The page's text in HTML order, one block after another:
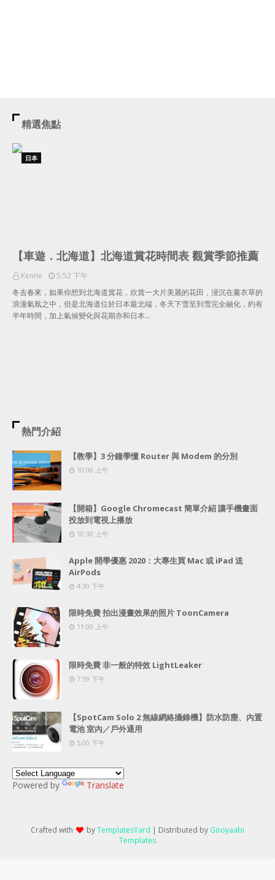
精選焦點
日本
【車遊．北海道】北海道賞花時間表 觀賞季節推薦
Kenne
5:52 下午
冬去春來，如果你想到北海道賞花，欣賞一大片美麗的花田，浸沉在薰衣草的
浪漫氣氛之中，但是北海道位於日本最北端，冬天下雪至到雪完全融化，約有
半年時間，加上氣候變化與花期亦和日本…
熱門介紹
【教學】3 分鐘學懂 Router 與 Modem 的分別
10:00 上午
【開箱】Google Chromecast 簡單介紹 讓手機畫面
投放到電視上播放
10:30 上午
Apple 開學優惠 2020：大專生買 Mac 或 iPad 送
AirPods
4:30 下午
限時免費 拍出漫畫效果的照片 ToonCamera
11:00 上午
限時免費 非一般的特效 LightLeaker
7:59 下午
【SpotCam Solo 2 無線網絡攝錄機】防水防塵、內置
電池 室內／戶外通用
5:00 下午
Powered by Translate
Crafted with byTemplatesYard | Distributed by Gooyaabi
Templates